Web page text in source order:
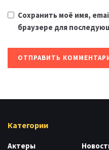
Сохранить моё имя,
браузере для
Категории
Актеры